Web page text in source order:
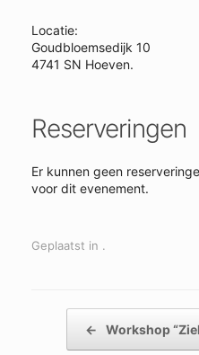
Locatie:
Goudbloemsedijk 10
4741 SN Hoeven.
Reserveringen
Er kunnen geen
voor dit evenement.
Geplaatst in .
← Workshop